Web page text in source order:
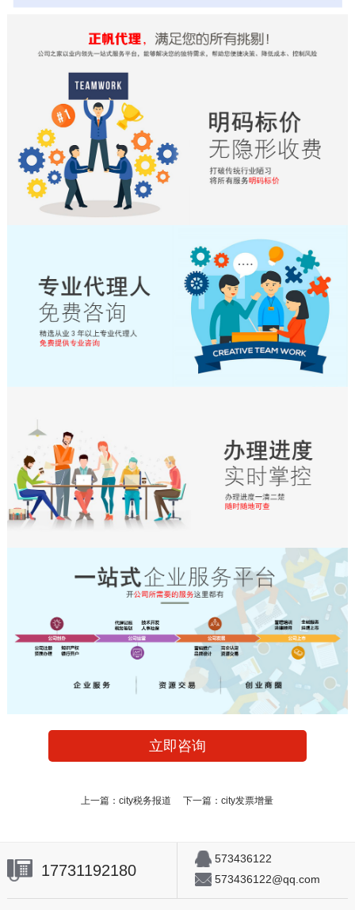
立即咨询
上一篇：city税务报道 下一篇：city发票增量
17731192180
573436122
573436122@qq.com